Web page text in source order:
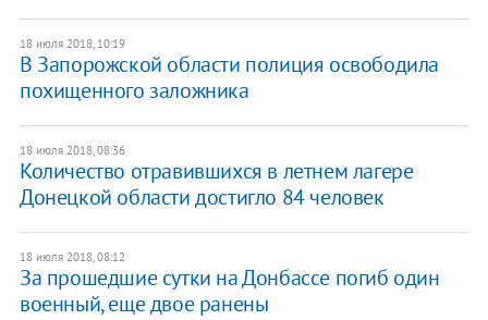
18 июля 2018, 10:19
В Запорожской области полиция освободила
похищенного заложника
18 июля 2018, 08:36
Количество отравившихся в летнем лагере
Донецкой области достигло 84 человек
18 июля 2018, 08:12
За прошедшие сутки на Донбассе погиб один
военный, еще двое ранены